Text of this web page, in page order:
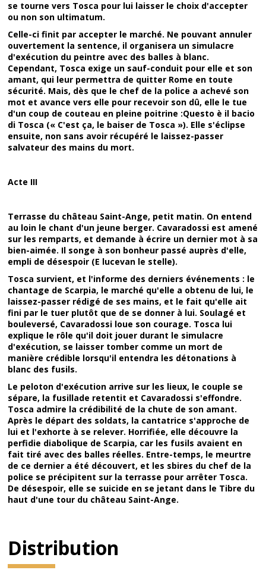
se tourne vers Tosca pour lui laisser le choix d'accepter
ou non son ultimatum.
Celle-ci finit par accepter le marché. Ne pouvant annuler
ouvertement la sentence, il organisera un simulacre
d'exécution du peintre avec des balles à blanc.
Cependant, Tosca exige un sauf-conduit pour elle et son
amant, qui leur permettra de quitter Rome en toute
sécurité. Mais, dès que le chef de la police a achevé son
mot et avance vers elle pour recevoir son dû, elle le tue
d'un coup de couteau en pleine poitrine :Questo è il bacio
di Tosca (« C'est ça, le baiser de Tosca »). Elle s'éclipse
ensuite, non sans avoir récupéré le laissez-passer
salvateur des mains du mort.
Acte III
Terrasse du château Saint-Ange, petit matin. On entend
au loin le chant d'un jeune berger. Cavaradossi est amené
sur les remparts, et demande à écrire un dernier mot à sa
bien-aimée. Il songe à son bonheur passé auprès d'elle,
empli de désespoir (E lucevan le stelle).
Tosca survient, et l'informe des derniers événements : le
chantage de Scarpia, le marché qu'elle a obtenu de lui, le
laissez-passer rédigé de ses mains, et le fait qu'elle ait
fini par le tuer plutôt que de se donner à lui. Soulagé et
bouleversé, Cavaradossi loue son courage. Tosca lui
explique le rôle qu'il doit jouer durant le simulacre
d'exécution, se laisser tomber comme un mort de
manière crédible lorsqu'il entendra les détonations à
blanc des fusils.
Le peloton d'exécution arrive sur les lieux, le couple se
sépare, la fusillade retentit et Cavaradossi s'effondre.
Tosca admire la crédibilité de la chute de son amant.
Après le départ des soldats, la cantatrice s'approche de
lui et l'exhorte à se relever. Horrifiée, elle découvre la
perfidie diabolique de Scarpia, car les fusils avaient en
fait tiré avec des balles réelles. Entre-temps, le meurtre
de ce dernier a été découvert, et les sbires du chef de la
police se précipitent sur la terrasse pour arrêter Tosca.
De désespoir, elle se suicide en se jetant dans le Tibre du
haut d'une tour du château Saint-Ange.
Distribution